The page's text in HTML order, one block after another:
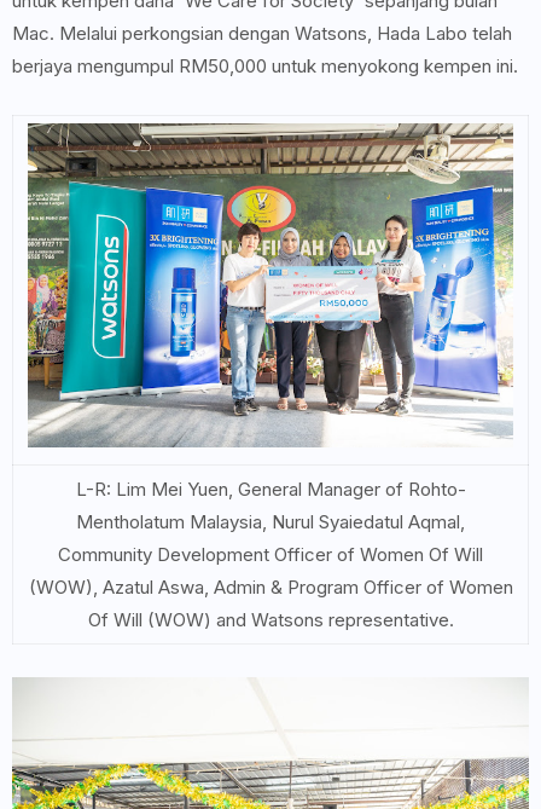
Mac. Melalui perkongsian dengan Watsons, Hada Labo telah
berjaya mengumpul RM50,000 untuk menyokong kempen ini.
L-R: Lim Mei Yuen, General Manager of Rohto-
Mentholatum Malaysia, Nurul Syaiedatul Aqmal,
Community Development Officer of Women Of Will
(WOW), Azatul Aswa, Admin & Program Officer of Women
Of Will (WOW) and Watsons representative.